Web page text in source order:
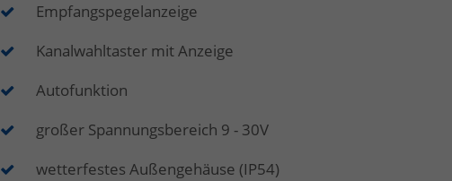
Empfangspegelanzeige
Kanalwahltaster mit Anzeige
Autofunktion
großer Spannungsbereich 9 - 30V
wetterfestes Außengehäuse (IP54)